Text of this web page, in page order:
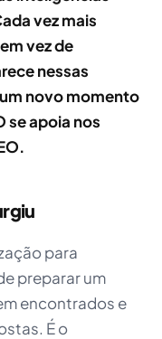
vez mais
vez de
nessas
novo momento
se apoia nos
para
preparar um
encontrados e
É o